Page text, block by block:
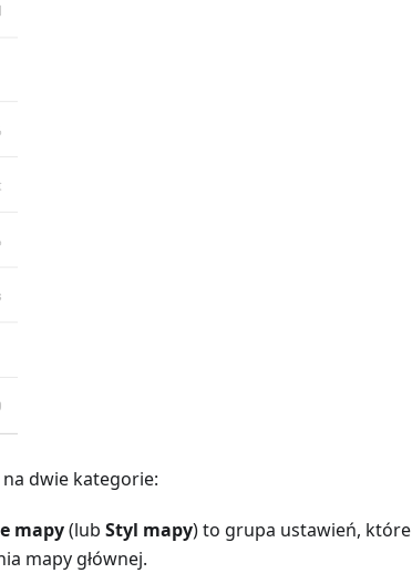
dwie kategorie:
mapy(lub Styl mapy) to grupa ustawień, które
mapy głównej.